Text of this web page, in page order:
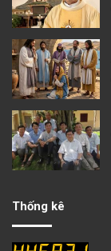
Thống kê